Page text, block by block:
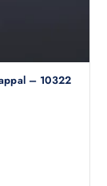
– 10322